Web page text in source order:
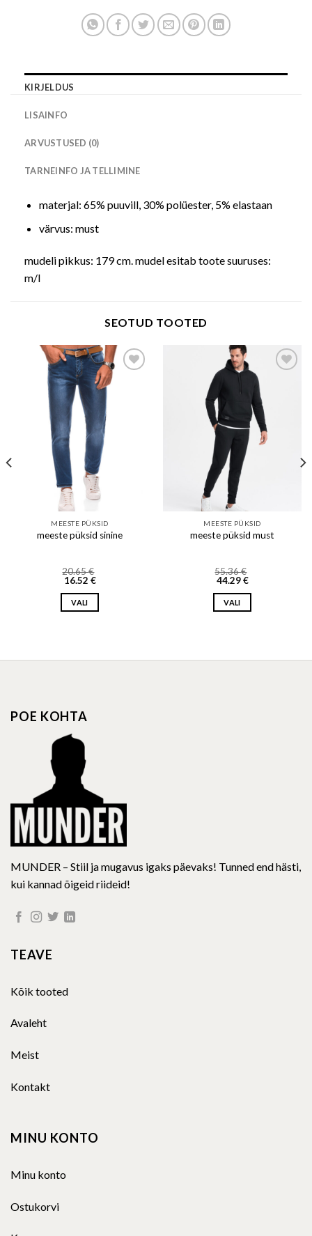
KIRJELDUS
LISAINFO
ARVUSTUSED (0)
TARNEINFO JA TELLIMINE
materjal: 65% puuvill, 30% polüester, 5% elastaan
värvus: must
mudeli pikkus: 179 cm. mudel esitab toote suuruses:
m/l
SEOTUD TOOTED
Add to wishlist
MEESTE PÜKSID
meeste püksid sinine
20.65€
16.52 €
VALI
multiple
may
chosen
on
the
product
page
Add to wishlist
MEESTE PÜKSID
meeste püksid must
55.36€
44.29€
VALI
multiple
POE KOHTA
MUNDER – Stiil ja mugavus igaks päevaks! Tunned end hästi,
kui kannad õigeid riideid!
TEAVE
Kõik tooted
Avaleht
Meist
Kontakt
MINU KONTO
Minu konto
Ostukorvi